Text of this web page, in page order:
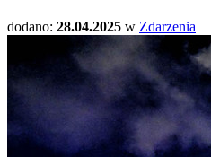
dodano: 28.04.2025 w Zdarzenia